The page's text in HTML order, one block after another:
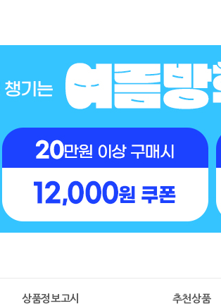
상품정보고시 추천상품